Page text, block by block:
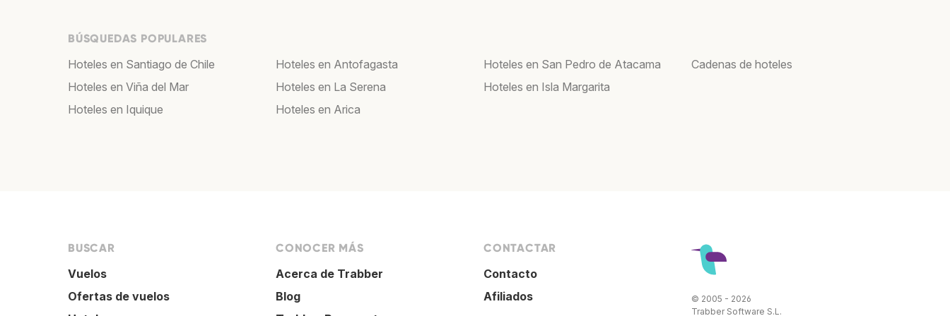
BÚSQUEDAS POPULARES
Hoteles en Santiago de Chile
Hoteles en Viña del Mar
Hoteles en Iquique
Hoteles en Antofagasta
Hoteles en La Serena
Hoteles en Arica
Hoteles en San Pedro de Atacama
Hoteles en Isla Margarita
Cadenas de hoteles
BUSCAR
Vuelos
Ofertas de vuelos
CONOCER MÁS
Acerca de Trabber
Blog
CONTACTAR
Contacto
Afiliados
© 2005 - 2026
Trabber Software S.L.